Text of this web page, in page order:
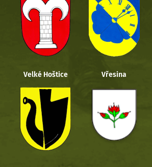
Velké Hoštice Vřesina